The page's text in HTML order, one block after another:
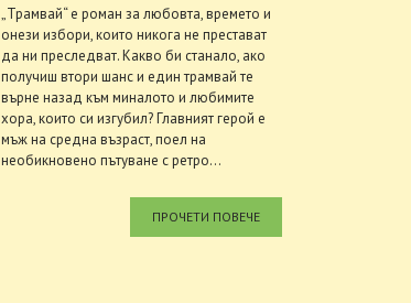
„Трамвай“ е роман за любовта, времето и
онези избори, които никога не престават
да ни преследват. Какво би станало, ако
получиш втори шанс и един трамвай те
върне назад към миналото и любимите
хора, които си изгубил? Главният герой е
мъж на средна възраст, поел на
необикновено пътуване с ретро...
ПРОЧЕТИ ПОВЕЧЕ